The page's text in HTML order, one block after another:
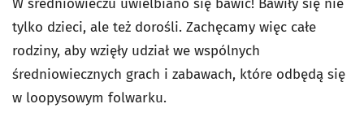
W średniowieczu uwielbiano się bawić! Bawiły się nie
tylko dzieci, ale też dorośli. Zachęcamy więc całe
rodziny, aby wzięły udział we wspólnych
średniowiecznych grach i zabawach, które odbędą się
w loopysowym folwarku.